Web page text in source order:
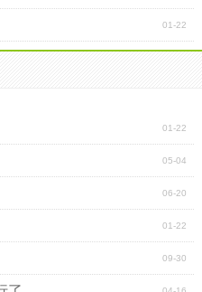
01-22
01-22
05-04
06-20
01-22
09-30